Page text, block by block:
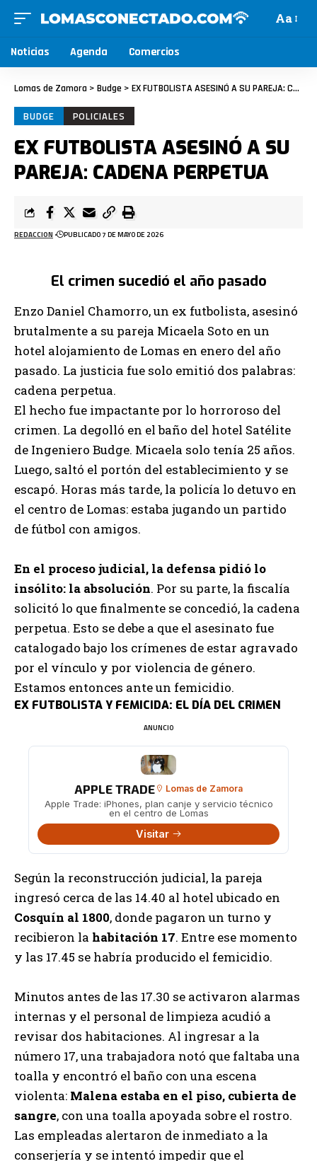
Aa
Noticias Agenda Comercios
Lomas de Zamora > Budge > EX FUTBOLISTA ASESINÓ A SU PAREJA: CADENA PERPETUA
BUDGE POLICIALES
EX FUTBOLISTA ASESINÓ A SU
PAREJA: CADENA PERPETUA
REDACCION PUBLICADO 7 DE MAYO DE 2026
El crimen sucedió el año pasado
Enzo Daniel Chamorro, un ex futbolista, asesinó
brutalmente a su pareja Micaela Soto en un
hotel alojamiento de Lomas en enero del año
pasado. La justicia fue solo emitió dos palabras:
cadena perpetua.
El hecho fue impactante por lo horroroso del
crimen. La degolló en el baño del hotel Satélite
de Ingeniero Budge. Micaela solo tenía 25 años.
Luego, saltó el portón del establecimiento y se
escapó. Horas más tarde, la policía lo detuvo en
el centro de Lomas: estaba jugando un partido
de fútbol con amigos.
En el proceso judicial, la defensa pidió lo
insólito: la absolución. Por su parte, la fiscalía
solicitó lo que finalmente se concedió, la cadena
perpetua. Esto se debe a que el asesinato fue
catalogado bajo los crímenes de estar agravado
por el vínculo y por violencia de género.
Estamos entonces ante un femicidio.
EX FUTBOLISTA Y FEMICIDA: EL DÍA DEL CRIMEN
ANUNCIO
APPLE TRADE Lomas de Zamora
Apple Trade: iPhones, plan canje y servicio técnico
en el centro de Lomas
Visitar
Según la reconstrucción judicial, la pareja
ingresó cerca de las 14.40 al hotel ubicado en
Cosquín al 1800, donde pagaron un turno y
recibieron la habitación 17. Entre ese momento
y las 17.45 se habría producido el femicidio.
Minutos antes de las 17.30 se activaron alarmas
internas y el personal de limpieza acudió a
revisar dos habitaciones. Al ingresar a la
número 17, una trabajadora notó que faltaba una
toalla y encontró el baño con una escena
violenta: Malena estaba en el piso, cubierta de
sangre, con una toalla apoyada sobre el rostro.
Las empleadas alertaron de inmediato a la
conserjería y se intentó impedir que el